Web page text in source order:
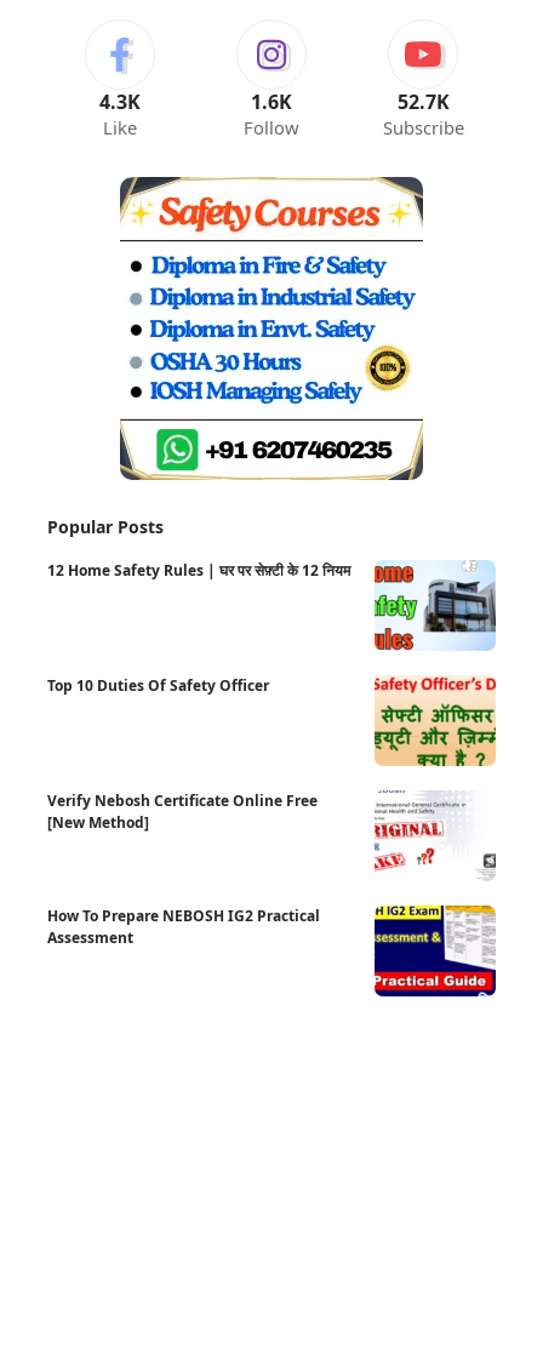
4.3K
Like
1.6K
Follow
52.7K
Subscribe
Popular Posts
12 Home Safety Rules | घर पर सेफ़्टी के 12 नियम
Top 10 Duties Of Safety Officer
Verify Nebosh Certificate Online Free
[New Method]
How To Prepare NEBOSH IG2 Practical
Assessment